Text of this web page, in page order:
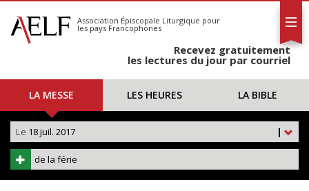
S'abonner
Calendrier
Association Épiscopale Liturgique pour
les pays Francophones
Recevez gratuitement
les lectures du jour par courriel
LA MESSE LES HEURES LA BIBLE
|
Le 18 juil. 2017
de la férie